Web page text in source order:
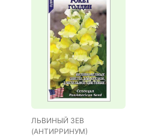
ЛЬВИНЫЙ ЗЕВ
(АНТИРРИНУМ)